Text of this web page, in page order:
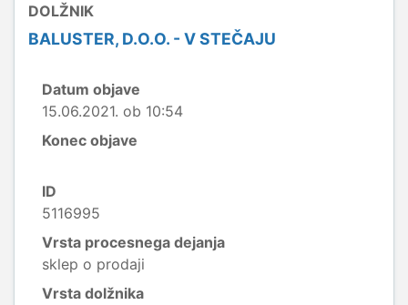
DOLŽNIK
BALUSTER, D.O.O. - V STEČAJU
Datum objave
15.06.2021. ob 10:54
Konec objave
ID
5116995
Vrsta procesnega dejanja
sklep o prodaji
Vrsta dolžnika